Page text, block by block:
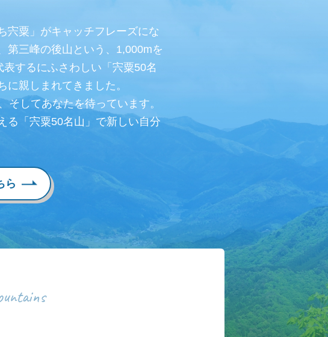
第三峰の後山という、1,000mを
するにふさわしい「宍粟50名
親しまれてきました。
る「宍粟50名山」で新しい自分
ら